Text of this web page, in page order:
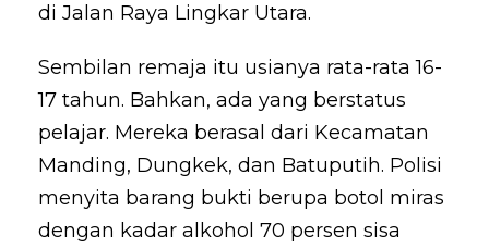
di Jalan Raya Lingkar Utara.
Sembilan remaja itu usianya rata-rata 16-
17 tahun. Bahkan, ada yang berstatus
pelajar. Mereka berasal dari Kecamatan
Manding, Dungkek, dan Batuputih. Polisi
menyita barang bukti berupa botol miras
dengan kadar alkohol 70 persen sisa